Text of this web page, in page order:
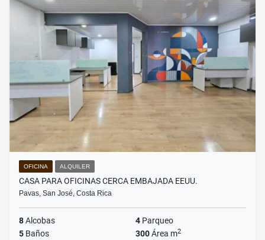
OFICINA ALQUILER
CASA PARA OFICINAS CERCA EMBAJADA EEUU.
Pavas, San José, Costa Rica
8Alcobas 4 Parqueo
5 Baños 300Área m2